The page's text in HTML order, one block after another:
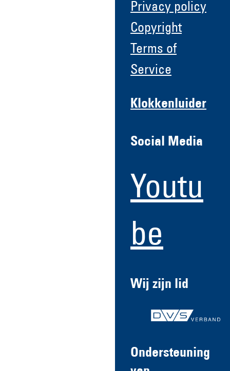
Privacy policy
Copyright
Terms of
Service
Klokkenluider
Social Media
Youtu
be
Wij zijn lid
Ondersteuning